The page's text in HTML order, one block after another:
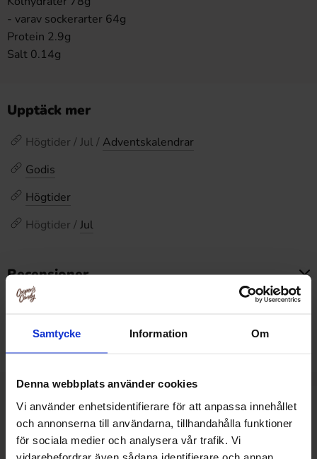
Samtycke Information Om
Denna webbplats använder cookies
Vi använder enhetsidentifierare för att anpassa innehållet
och annonserna till användarna, tillhandahålla funktioner
för sociala medier och analysera vår trafik. Vi
vidarebefordrar även sådana identifierare och annan
- varav sockerarter 64g
Protein 2.9g
Salt 0.14g
Upptäck mer
Högtider / Jul / Adventskalendrar
Godis
Högtider
Högtider / Jul
Recensioner
Relaterade produkter